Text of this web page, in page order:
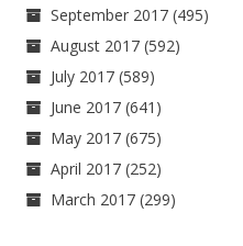
September 2017 (495)
August 2017 (592)
July 2017 (589)
June 2017 (641)
May 2017 (675)
April 2017 (252)
March 2017 (299)